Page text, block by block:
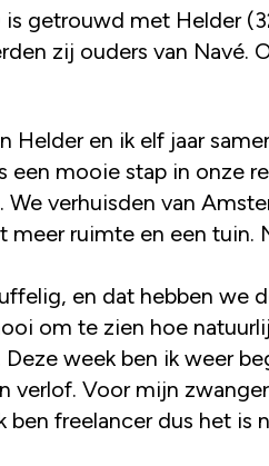
zij ouders van Navé.
Helder en ik elf jaar
een mooie stap in onze
verhuisden van
meer ruimte en een tuin.
en dat hebben we
om te zien hoe
week ben ik weer
verlof. Voor mijn
ben freelancer dus het is